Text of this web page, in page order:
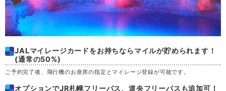
土 29
月 31
JALマイレージカードをお持ちならマイルが貯められます！
(通常の50%)
ご予約完了後、飛行機のお座席の指定とマイレージ登録が可能です。
オプションでJR札幌フリーパス、道央フリーパスも追加可！